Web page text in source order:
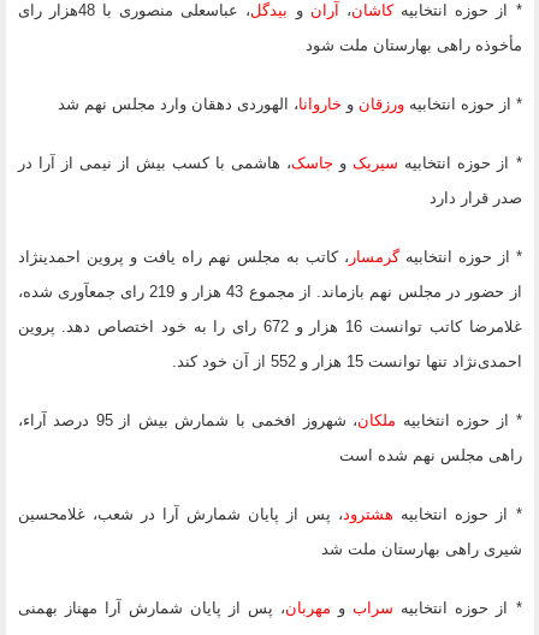
* از حوزه انتخابیهکاشان، آرانو بیدگل
، عباسعلی منصوری با 48هزار رای
مأخوذه راهی بهارستان ملت شود
* از حوزه انتخابیهورزقانو خاروانا، الهوردی دهقان وارد مجلس نهم شد
* از حوزه انتخابیه سیریک و جاسک، هاشمی با کسب بیش از نیمی از آرا در
صدر قرار دارد
* از حوزه انتخابیهگرمسار ، کاتب به مجلس نهم راه یافت و پروین احمدی‏نژاد
از حضور در مجلس نهم بازماند. از مجموع 43 هزار و 219 رای جمع‏آوری شده،
غلامرضا کاتب توانست 16 هزار و 672 رای را به خود اختصاص دهد. پروین
احمدی‌نژاد تنها توانست 15 هزار و 552 از آن خود کند.
* از حوزه انتخابیه ملکان، شهروز افخمی با شمارش بیش از 95
درصد آراء،
راهی مجلس نهم شده است
* از حوزه انتخابیه هشترود، پس از پایان شمارش آرا در شعب، غلامحسین
شیری راهی بهارستان ملت شد
* از حوزه انتخابیه سراب و مهربان، پس از پایان شمارش آرا مهناز بهمنی